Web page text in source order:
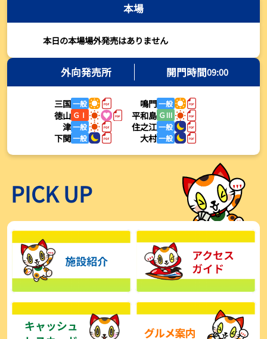
【とこなめボート・岩瀬仁紀さんコラム】最後は塚越海斗に注目、
【ボートレース】荒木颯斗が地元勢でただ１人優出果たす「地元で
初優勝したい」／常滑 - 日刊スポーツ
2026年08月03日
【ボートレース】４枠で優出の塚越海斗が強気節「攻めていくレー
スをします」／常滑 - 日刊スポーツ
2026年08月03日
【ボートレース】広瀬凜が接戦制して２着で優出「出足、回り足は
【とこなめボート】塚越海斗が優勝戦で脅威の伸びを披露する「合
ったときの伸びは自分が一番」
2026年08月03日
【とこなめボート】広瀬凜は準優で見つかった課題の克服へ「結果
的に１着を取れればいい」
2026年08月03日
【とこなめボート】西丸敦基が未勝利では終われない「最終日頑張
る」
2026年08月03日
本場
本日の本場場外発売はありません
外向発売所 開門時間09:00
三国一般 鳴門一般
徳山 ＧⅠ 平和島 ＧⅢ
津一般 住之江一般
下関一般 大村一般
PICK UP